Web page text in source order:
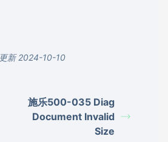
更新 2024-10-10
施乐500-035 Diag
Document Invalid
Size